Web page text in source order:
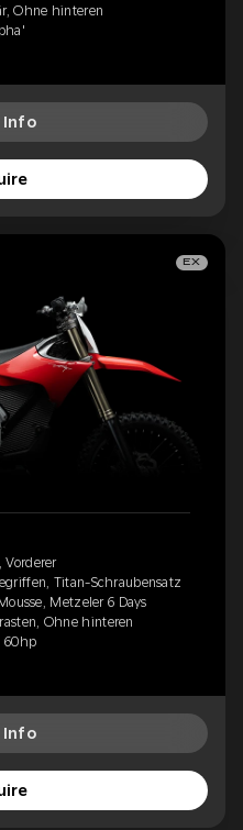
Ohne hinteren
Info
EX
Vorderer
Titan-Schraubensatz
Metzeler 6 Days
Ohne hinteren
60hp
Info